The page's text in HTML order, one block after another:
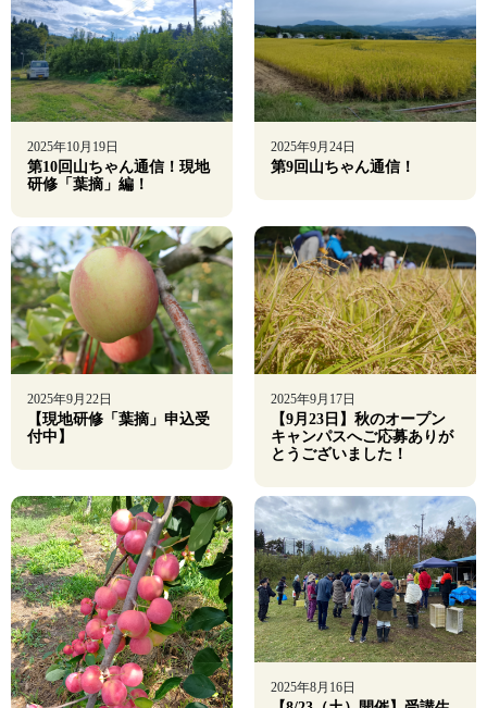
2025年10月19日
第10回山ちゃん通信！現地
研修「葉摘」編！
2025年9月24日
第9回山ちゃん通信！
2025年9月22日
【現地研修「葉摘」申込受
付中】
2025年9月17日
【9月23日】秋のオープン
キャンパスへご応募ありが
とうございました！
2025年8月16日